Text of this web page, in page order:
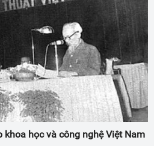
khoa học và công nghệ Việt Nam